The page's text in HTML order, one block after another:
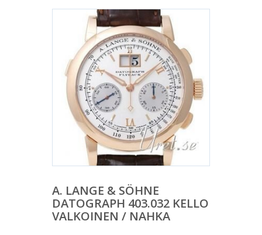
A. LANGE & SÖHNE
DATOGRAPH 403.032 KELLO
VALKOINEN / NAHKA